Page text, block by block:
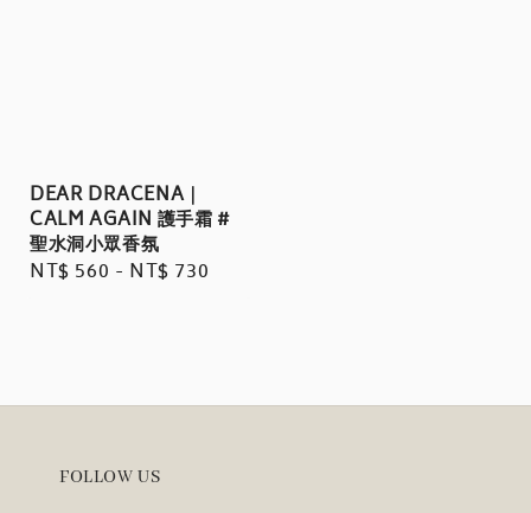
DEAR DRACENA｜
CALM AGAIN 護手霜 #
聖水洞小眾香氛
Regular
NT$ 560 - NT$ 730
FOLLOW US